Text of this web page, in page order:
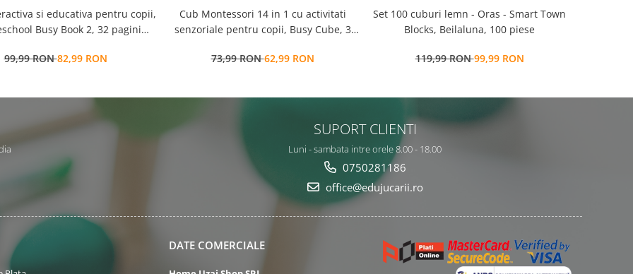
si educativa pentru copii,
Busy Book 2, 32 pagini
Limba Engleza, 3 ani+,
99,99 RON82,99 RON
Cub Montessori 14 in 1 cu activitati
senzoriale pentru copii, Busy Cube, 3
73,99 RON62,99 RON
Set 100 cuburi lemn - Oras - Smart Town
Blocks, Beilaluna, 100 piese
119,99 RON99,99 RON
SUPORT CLIENTI
Luni - sambata intre orele 8.00 - 18.00
0750281186
office@edujucarii.ro
DATE COMERCIALE